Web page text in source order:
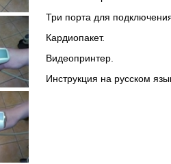
Три порта для
Кардиопакет.
Видеопринтер.
Инструкция на русском